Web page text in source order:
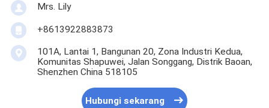
Mrs. Lily
+8613922883873
101A, Lantai 1, Bangunan 20, Zona Industri Kedua,
Komunitas Shapuwei, Jalan Songgang, Distrik Baoan,
Shenzhen China 518105
Hubungi sekarang